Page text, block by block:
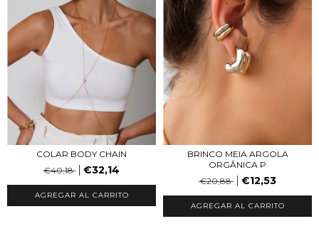
COLAR BODY CHAIN
€40,18
€32,14
AGREGAR AL CARRITO
BRINCO MEIA ARGOLA
ORGÂNICA P
€20,88
€12,53